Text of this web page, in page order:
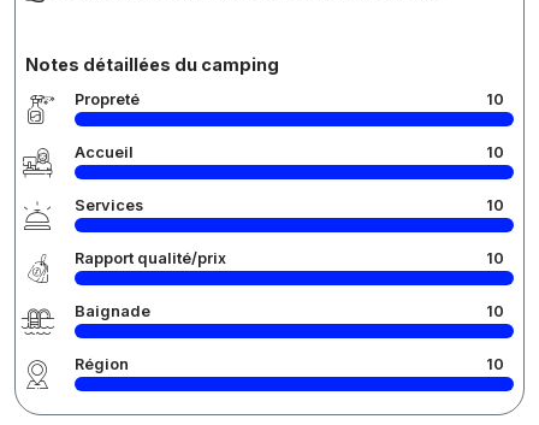
Notes détaillées du camping
Propreté 10
Accueil 10
Services 10
Rapport qualité/prix 10
Baignade 10
Région 10